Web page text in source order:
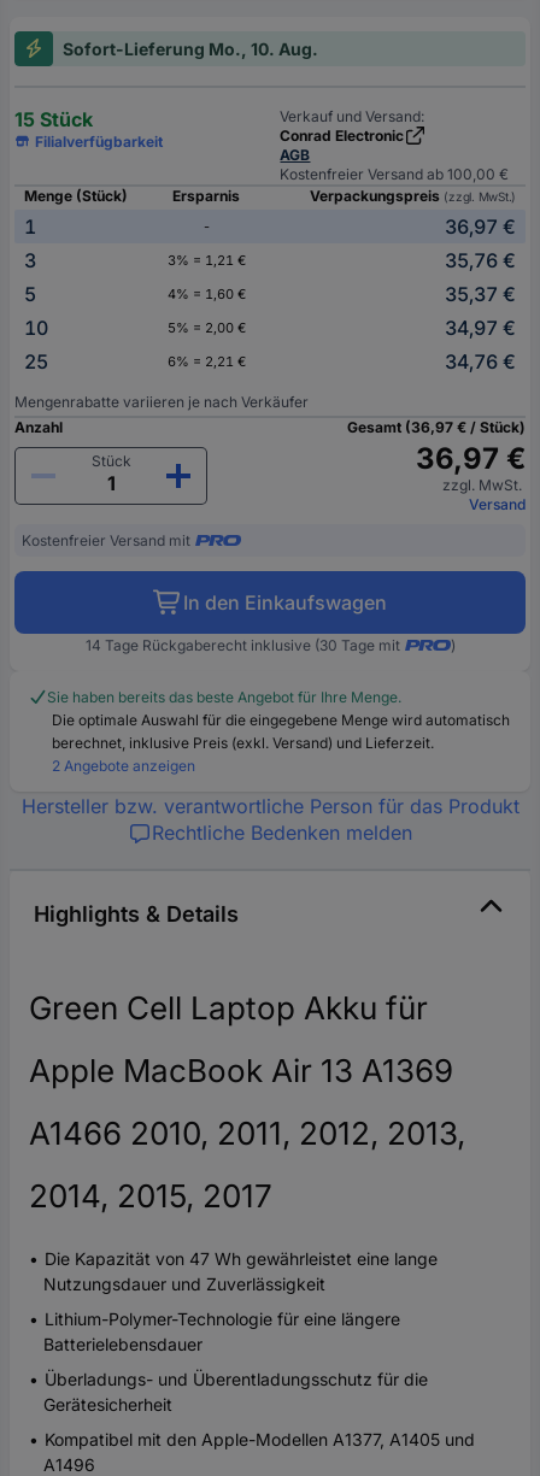
Sofort-Lieferung Mo., 10. Aug.
15 Stück
Filialverfügbarkeit
Verkauf und Versand:
Conrad Electronic
AGB
Kostenfreier Versand ab 100,00 €
Menge (Stück)
Ersparnis Verpackungspreis (zzgl. MwSt.)
1 -
36,97 €
3
3% = 1,21 €
35,76 €
5
4% = 1,60 €
35,37 €
10
5% = 2,00 €
34,97 €
25
6% = 2,21 € 34,76 €
Mengenrabatte variieren je nach Verkäufer
Anzahl
Stück
Gesamt (36,97 € / Stück)
36,97 €
zzgl. MwSt.
Versand
Kostenfreier Versand mit
In den Einkaufswagen
14 Tage Rückgaberecht inklusive (30 Tage mit )
Sie haben bereits das beste Angebot für Ihre Menge.
Die optimale Auswahl für die eingegebene Menge wird automatisch
berechnet, inklusive Preis (exkl. Versand) und Lieferzeit.
2 Angebote anzeigen
Hersteller bzw. verantwortliche Person für das Produkt
Rechtliche Bedenken melden
Highlights & Details
Green Cell Laptop Akku für
Apple MacBook Air 13 A1369
A1466 2010, 2011, 2012, 2013,
2014, 2015, 2017
Die Kapazität von 47 Wh gewährleistet eine lange
Nutzungsdauer und Zuverlässigkeit
Lithium-Polymer-Technologie für eine längere
Batterielebensdauer
Überladungs- und Überentladungsschutz für die
Gerätesicherheit
Kompatibel mit den Apple-Modellen A1377, A1405 und
A1496